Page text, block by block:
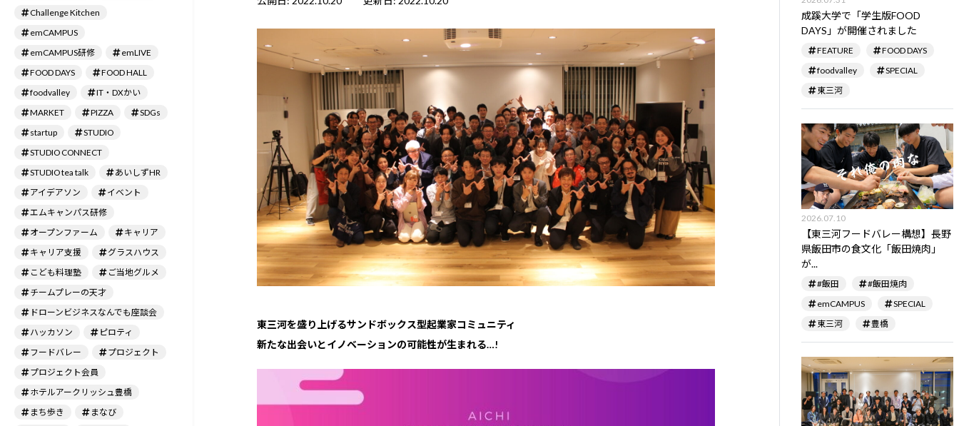
Challenge Kitchen
emCAMPUS
emCAMPUS研修
emLIVE
FOOD DAYS
FOOD HALL
foodvalley
IT・DXかい
MARKET
PIZZA
SDGs
startup
STUDIO
STUDIO CONNECT
STUDIO tea talk
あいしずHR
アイデアソン
イベント
エムキャンパス研修
オープンファーム
キャリア
キャリア支援
グラスハウス
こども料理塾
ご当地グルメ
チームプレーの天才
ドローンビジネスなんでも座談会
ハッカソン
ピロティ
フードバレー
プロジェクト
プロジェクト会員
ホテルアークリッシュ豊橋
まち歩き
まなび
東三河を盛り上げるサンドボックス型起業家コミュニティ
新たな出会いとイノベーションの可能性が生まれる…!
成蹊大学で「学生版FOOD
DAYS」が開催されました
FEATURE
FOOD DAYS
foodvalley
SPECIAL
東三河
2026.07.10
【東三河フードバレー構想】長野
県飯田市の食文化「飯田焼肉」
が...
#飯田
#飯田焼肉
emCAMPUS
SPECIAL
東三河
豊橋